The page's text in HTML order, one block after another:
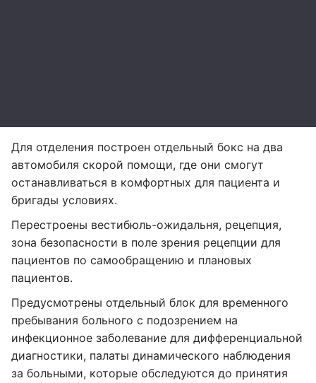
Для отделения построен отдельный бокс на два
автомобиля скорой помощи, где они смогут
останавливаться в комфортных для пациента и
бригады условиях.
Перестроены вестибюль-ожидальня, рецепция,
зона безопасности в поле зрения рецепции для
пациентов по самообращению и плановых
пациентов.
Предусмотрены отдельный блок для временного
пребывания больного с подозрением на
инфекционное заболевание для дифференциальной
диагностики, палаты динамического наблюдения
за больными, которые обследуются до принятия